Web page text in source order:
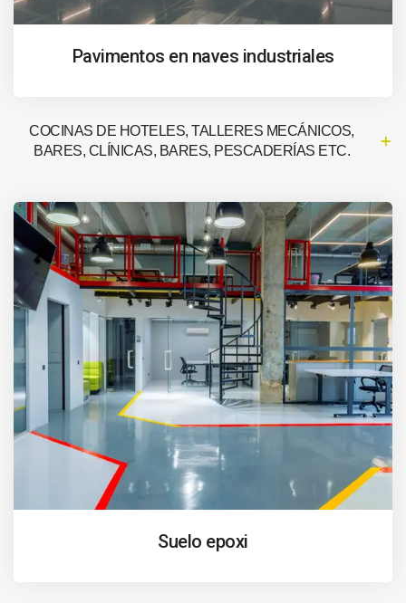
Pavimentos en naves industriales
COCINAS DE HOTELES, TALLERES MECÁNICOS,
BARES, CLÍNICAS, BARES, PESCADERÍAS ETC.
Suelo epoxi